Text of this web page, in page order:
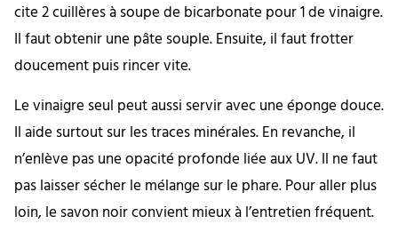
cite 2 cuillères à soupe de bicarbonate pour 1 de vinaigre.
Il faut obtenir une pâte souple. Ensuite, il faut frotter
doucement puis rincer vite.
Le vinaigre seul peut aussi servir avec une éponge douce.
Il aide surtout sur les traces minérales. En revanche, il
n’enlève pas une opacité profonde liée aux UV. Il ne faut
pas laisser sécher le mélange sur le phare. Pour aller plus
loin, le savon noir convient mieux à l’entretien fréquent.